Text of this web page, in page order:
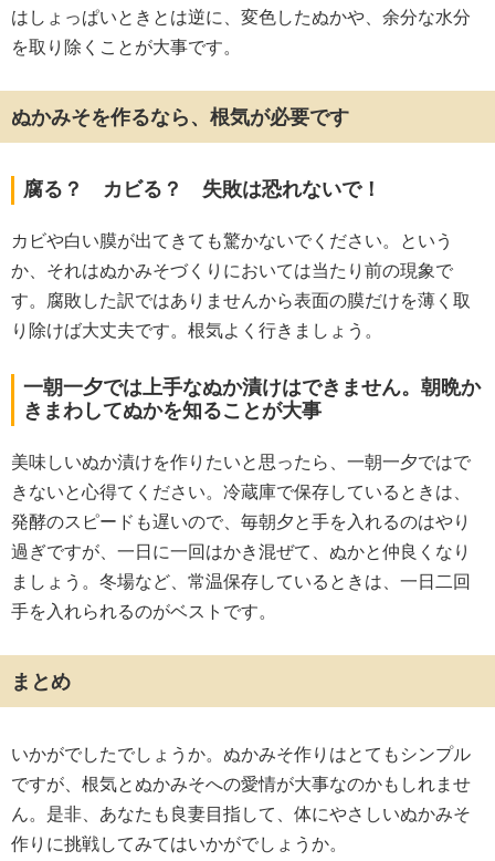
はしょっぱいときとは逆に、変色したぬかや、余分な水分
を取り除くことが大事です。
ぬかみそを作るなら、根気が必要です
腐る？ カビる？ 失敗は恐れないで！
カビや白い膜が出てきても驚かないでください。という
か、それはぬかみそづくりにおいては当たり前の現象で
す。腐敗した訳ではありませんから表面の膜だけを薄く取
り除けば大丈夫です。根気よく行きましょう。
一朝一夕では上手なぬか漬けはできません。朝晩か
きまわしてぬかを知ることが大事
美味しいぬか漬けを作りたいと思ったら、一朝一夕ではで
きないと心得てください。冷蔵庫で保存しているときは、
発酵のスピードも遅いので、毎朝夕と手を入れるのはやり
過ぎですが、一日に一回はかき混ぜて、ぬかと仲良くなり
ましょう。冬場など、常温保存しているときは、一日二回
手を入れられるのがベストです。
まとめ
いかがでしたでしょうか。ぬかみそ作りはとてもシンプル
ですが、根気とぬかみそへの愛情が大事なのかもしれませ
ん。是非、あなたも良妻目指して、体にやさしいぬかみそ
作りに挑戦してみてはいかがでしょうか。